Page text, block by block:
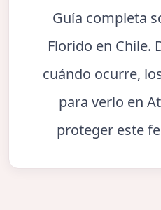
Guía completa
Florido en Chile.
cuándo ocurre,
para verlo en
proteger este